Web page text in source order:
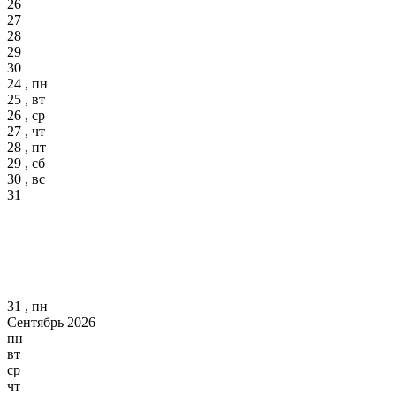
26
27
28
29
30
24 , пн
25 , вт
26 , ср
27 , чт
28 , пт
29 , сб
30 , вс
31
31 , пн
Сентябрь 2026
пн
вт
ср
чт